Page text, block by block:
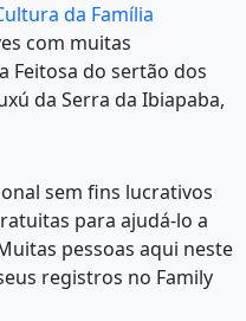
da Família
com muitas
Feitosa do sertão dos
da Serra da Ibiapaba,
sem fins lucrativos
para ajudá-lo a
pessoas aqui neste
registros no Family